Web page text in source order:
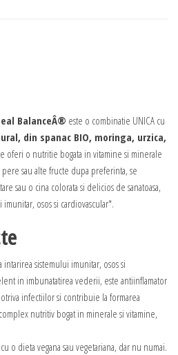
BalanceÂ® este o combinatie UNICA cu
din spanac BIO, moringa, urzica,
oferi o nutritie bogata in vitamine si minerale
sau alte fructe dupa preferinta, se
sau o cina colorata si delicios de sanatoasa,
osos si cardiovascular*.
sistemului imunitar, osos si
in imbunatatirea vederii, este antiinflamator
infectiilor si contribuie la formarea
nutritiv bogat in minerale si vitamine,
o dieta vegana sau vegetariana, dar nu numai.